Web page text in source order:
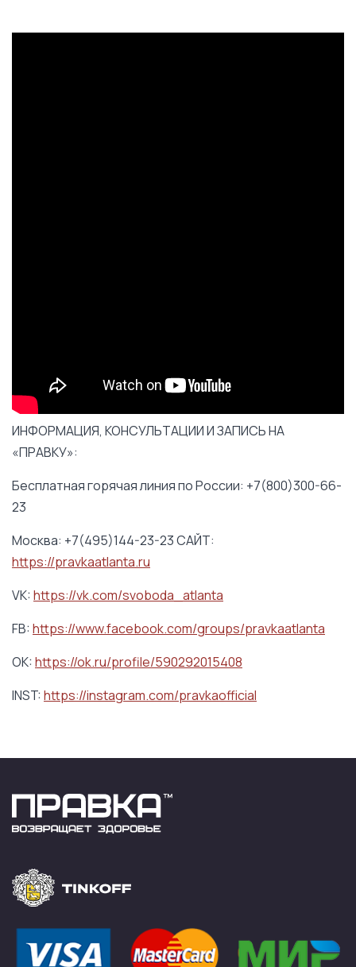
ИНФОРМАЦИЯ, КОНСУЛЬТАЦИИ И ЗАПИСЬ НА
«ПРАВКУ»:
Бесплатная горячая линия по России: +7(800)300-66-
23
Москва: +7(495)144-23-23 САЙТ:
https://pravkaatlanta.ru
VK:https://vk.com/svoboda_atlanta
FB:https://www.facebook.com/groups/pravkaatlanta
OK:https://ok.ru/profile/590292015408
INST:https://instagram.com/pravkaofficial